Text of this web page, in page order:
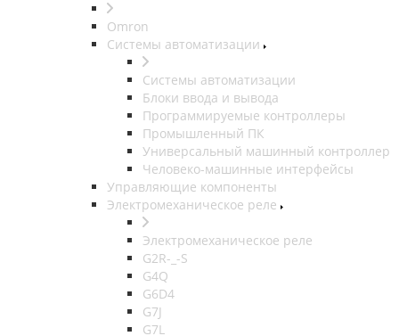
Omron
Системы автоматизации
Системы автоматизации
Блоки ввода и вывода
Программируемые контроллеры
Промышленный ПК
Универсальный машинный контроллер
Человеко-машинные интерфейсы
Управляющие компоненты
Электромеханическое реле
Электромеханическое реле
G2R-_-S
G4Q
G6D4
G7J
G7L